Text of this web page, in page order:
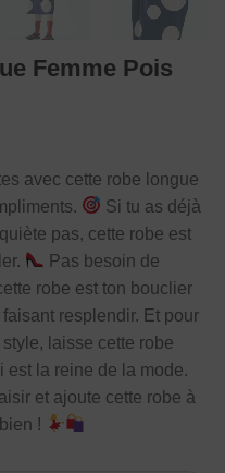
Femme Pois
:
€.
avec cette robe longue
Si tu as déjà
pas, cette robe est
Pas besoin de
robe est ton bouclier
resplendir. Et pour
laisse cette robe
est la reine de la mode.
et ajoute cette robe à
!